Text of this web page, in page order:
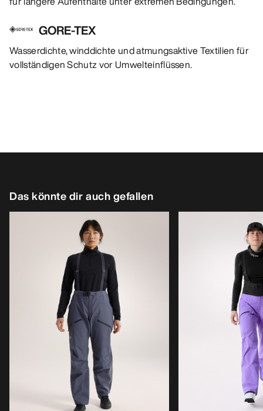
GORE-TEX
Wasserdichte, winddichte und atmungsaktive Textilien für
vollständigen Schutz vor Umwelteinflüssen.
Das könnte dir auch gefallen